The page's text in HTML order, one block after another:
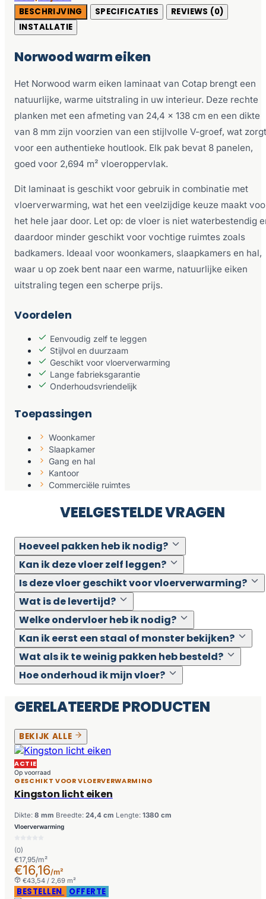
BESCHRIJVING SPECIFICATIES
REVIEWS (0)
INSTALLATIE
Norwood warm eiken
Het Norwood warm eiken laminaat van Cotap brengt een
natuurlijke, warme uitstraling in uw interieur. Deze rechte
planken met een afmeting van 24,4 x 138 cm en een dikte
van 8 mm zijn voorzien van een stijlvolle V-groef, wat zorgt
voor een authentieke houtlook. Elk pak bevat 8 panelen,
goed voor 2,694 m² vloeroppervlak.
Dit laminaat is geschikt voor gebruik in combinatie met
vloerverwarming, wat het een veelzijdige keuze maakt
het hele jaar door. Let op: de vloer is niet waterbestendig
daardoor minder geschikt voor vochtige ruimtes zoals
badkamers. Ideaal voor woonkamers, slaapkamers en hal,
waar u op zoek bent naar een warme, natuurlijke eiken
uitstraling tegen een scherpe prijs.
Voordelen
Eenvoudig zelf te leggen
Stijlvol en duurzaam
Geschikt voor vloerverwarming
Lange fabrieksgarantie
Onderhoudsvriendelijk
Toepassingen
Woonkamer
Slaapkamer
Gang en hal
Kantoor
Commerciële ruimtes
VEELGESTELDE VRAGEN
Hoeveel pakken heb ik nodig?
Kan ik deze vloer zelf leggen?
Is deze vloer geschikt voor vloerverwarming?
Wat is de levertijd?
Welke ondervloer heb ik nodig?
Kan ik eerst een staal of monster bekijken?
Wat als ik te weinig pakken heb besteld?
Hoe onderhoud ik mijn vloer?
GERELATEERDE PRODUCTEN
BEKIJK ALLE
ACTIE
Op voorraad
GESCHIKT VOOR VLOERVERWARMING
Kingston licht eiken
Dikte: 8 mm Breedte: 24,4 cm Lengte: 1380 cm
Vloerverwarming
(0)
€17,95/m²
€16,16/m²
€43,54 / 2,69 m²
BESTELLEN OFFERTE